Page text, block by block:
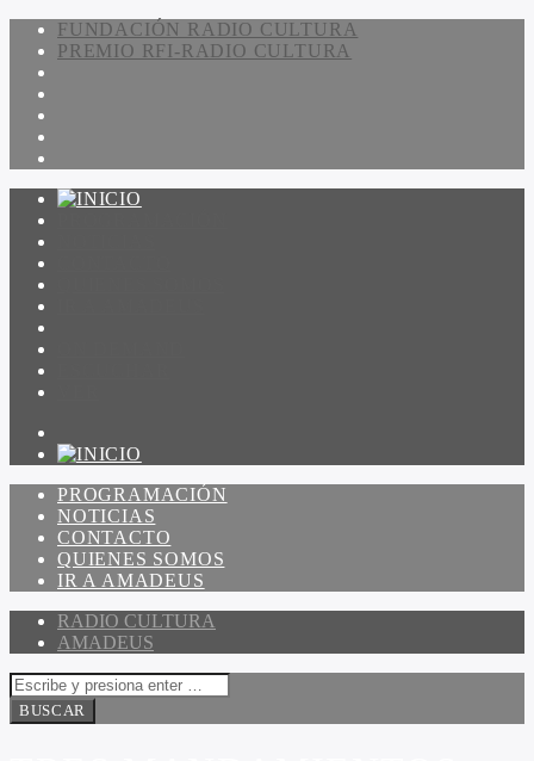
FUNDACIÓN RADIO CULTURA
PREMIO RFI-RADIO CULTURA
PROGRAMACIÓN
NOTICIAS
CONTACTO
QUIENES SOMOS
IR A AMADEUS
RADIO CULTURA
AMADEUS